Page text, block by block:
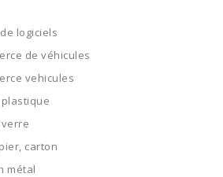
logiciels
de véhicules
vehicules
carton
métal